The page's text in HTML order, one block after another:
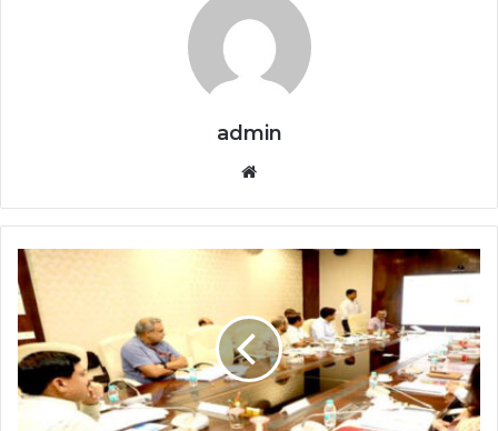
admin